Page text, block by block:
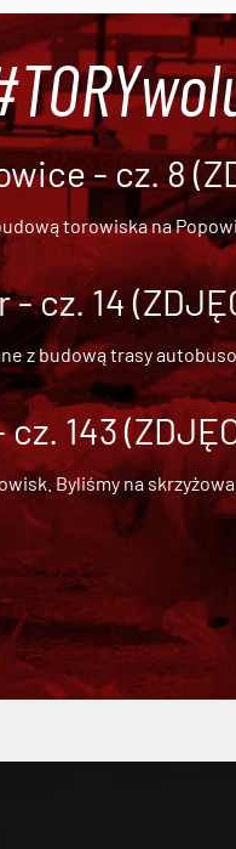
- cz. 8
torowiska na
- cz. 14
zbudową trasy
143
Byliśmy na